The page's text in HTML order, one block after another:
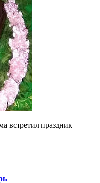
встретил праздник